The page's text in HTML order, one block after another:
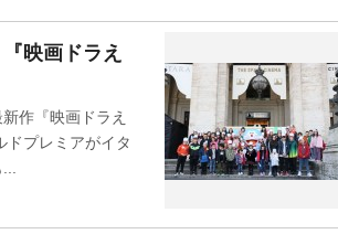
映画ドラえ
作『映画ドラえ
ドプレミアがイタ